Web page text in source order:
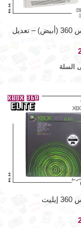
إكس بوكس 360 (أبيض) – تعديل
السلة